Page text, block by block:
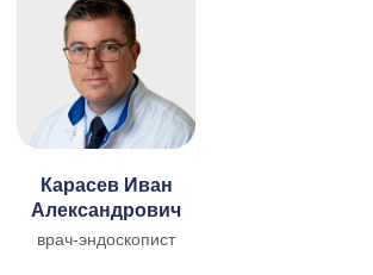
Карасев Иван
Александрович
врач-эндоскопист